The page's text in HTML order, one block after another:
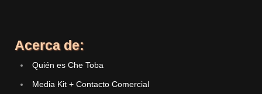
Acerca de:
Quién es Che Toba
Media Kit + Contacto Comercial